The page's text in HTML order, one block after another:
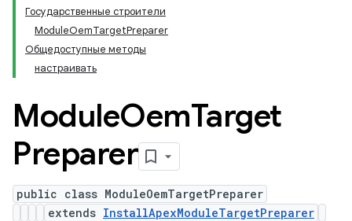
Государственные строители
ModuleOemTargetPreparer
Общедоступные методы
настраивать
ModuleOemTarget
Preparer
public class ModuleOemTargetPreparer
extends InstallApexModuleTargetPreparer